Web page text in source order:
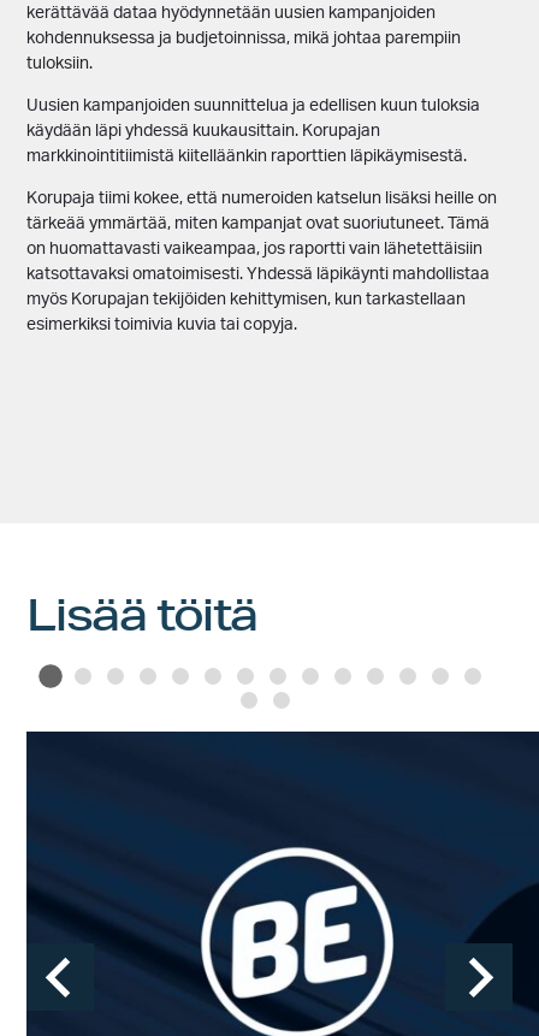
kerättävää dataa hyödynnetään uusien kampanjoiden
kohdennuksessa ja budjetoinnissa, mikä johtaa parempiin
tuloksiin.
Uusien kampanjoiden suunnittelua ja edellisen kuun tuloksia
käydään läpi yhdessä kuukausittain. Korupajan
markkinointitiimistä kiitelläänkin raporttien läpikäymisestä.
Korupaja tiimi kokee, että numeroiden katselun lisäksi heille on
tärkeää ymmärtää, miten kampanjat ovat suoriutuneet. Tämä
on huomattavasti vaikeampaa, jos raportti vain lähetettäisiin
katsottavaksi omatoimisesti. Yhdessä läpikäynti mahdollistaa
myös Korupajan tekijöiden kehittymisen, kun tarkastellaan
esimerkiksi toimivia kuvia tai copyja.
Lisää töitä